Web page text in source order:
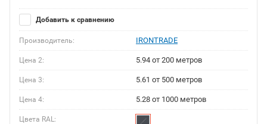
Добавить к сравнению
Производитель: IRONTRADE
Цена 2: 5.94 от 200 метров
Цена 3: 5.61 от 500 метров
Цена 4: 5.28 от 1000 метров
Цвета RAL: